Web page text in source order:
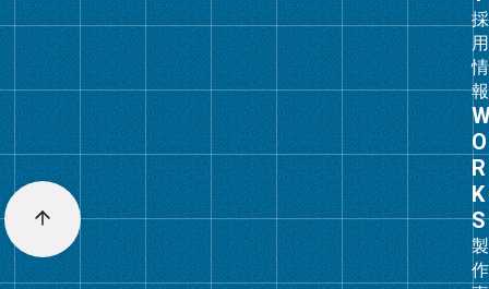
採
用
情
報
ク
製
作
グ
ル
ー
プ
リ
ン